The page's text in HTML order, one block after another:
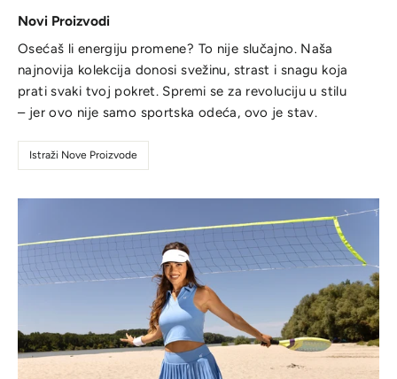
Novi Proizvodi
Osećaš li energiju promene? To nije slučajno. Naša
najnovija kolekcija donosi svežinu, strast i snagu koja
prati svaki tvoj pokret. Spremi se za revoluciju u stilu
– jer ovo nije samo sportska odeća, ovo je stav.
Istraži Nove Proizvode